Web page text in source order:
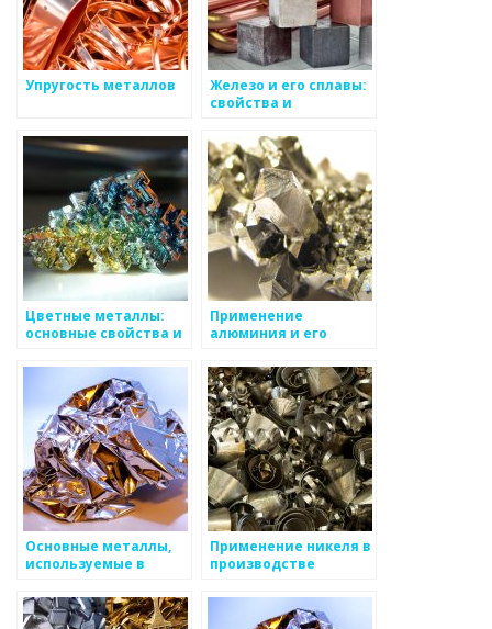
Упругость металлов
Железо и его сплавы:
свойства и
Цветные металлы:
основные свойства и
Применение
алюминия и его
промышленности
Основные металлы,
используемые в
Применение никеля в
производстве
и аккумуляторных
батарей